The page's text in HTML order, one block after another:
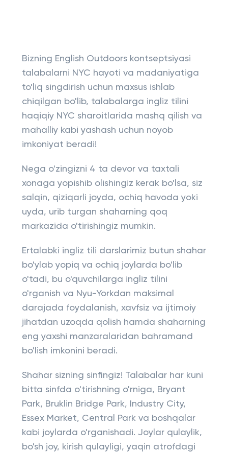
Bizning English Outdoors kontseptsiyasi
talabalarni NYC hayoti va madaniyatiga
to'liq singdirish uchun maxsus ishlab
chiqilgan bo'lib, talabalarga ingliz tilini
haqiqiy NYC sharoitlarida mashq qilish va
mahalliy kabi yashash uchun noyob
imkoniyat beradi!
Nega o'zingizni 4 ta devor va taxtali
xonaga yopishib olishingiz kerak bo'lsa, siz
salqin, qiziqarli joyda, ochiq havoda yoki
uyda, urib turgan shaharning qoq
markazida o'tirishingiz mumkin.
Ertalabki ingliz tili darslarimiz butun shahar
bo'ylab yopiq va ochiq joylarda bo'lib
o'tadi, bu o'quvchilarga ingliz tilini
o'rganish va Nyu-Yorkdan maksimal
darajada foydalanish, xavfsiz va ijtimoiy
jihatdan uzoqda qolish hamda shaharning
eng yaxshi manzaralaridan bahramand
bo'lish imkonini beradi.
Shahar sizning sinfingiz! Talabalar har kuni
bitta sinfda o'tirishning o'rniga, Bryant
Park, Bruklin Bridge Park, Industry City,
Essex Market, Central Park va boshqalar
kabi joylarda o'rganishadi. Joylar qulaylik,
bo'sh joy, kirish qulayligi, yaqin atrofdagi